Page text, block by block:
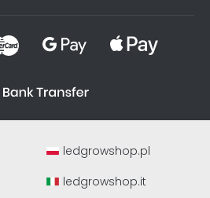
ledgrowshop.pl
ledgrowshop.it